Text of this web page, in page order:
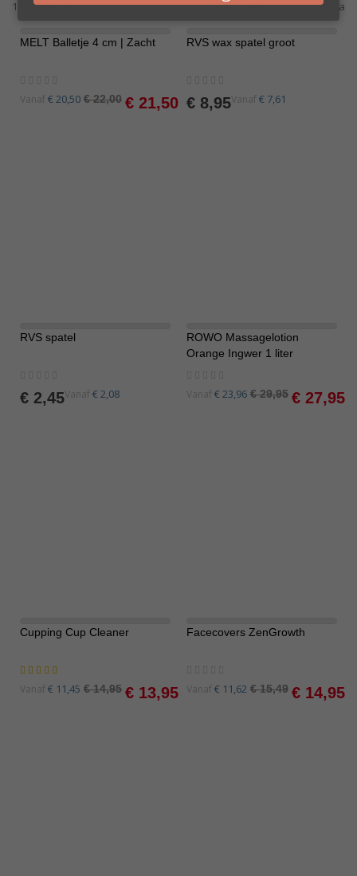
16 producten Toon per pagina
-2%
MELT Balletje 4 cm | Zacht
€ 22,00 Special
Price
€ 21,50
Vanaf € 20,50
RVS wax spatel groot
€ 8,95Vanaf € 7,61
RVS spatel
€ 2,45Vanaf € 2,08
ROWO Massagelotion
Orange Ingwer 1 liter
€ 29,95 Special
Price
€ 27,95
Vanaf € 23,96
Cupping Cup Cleaner
Waardering:
€ 14,95 Special
Price
€ 13,95
Vanaf € 11,45
-3%
Facecovers ZenGrowth
€ 15,49 Special
Price
€ 14,95
Vanaf € 11,62